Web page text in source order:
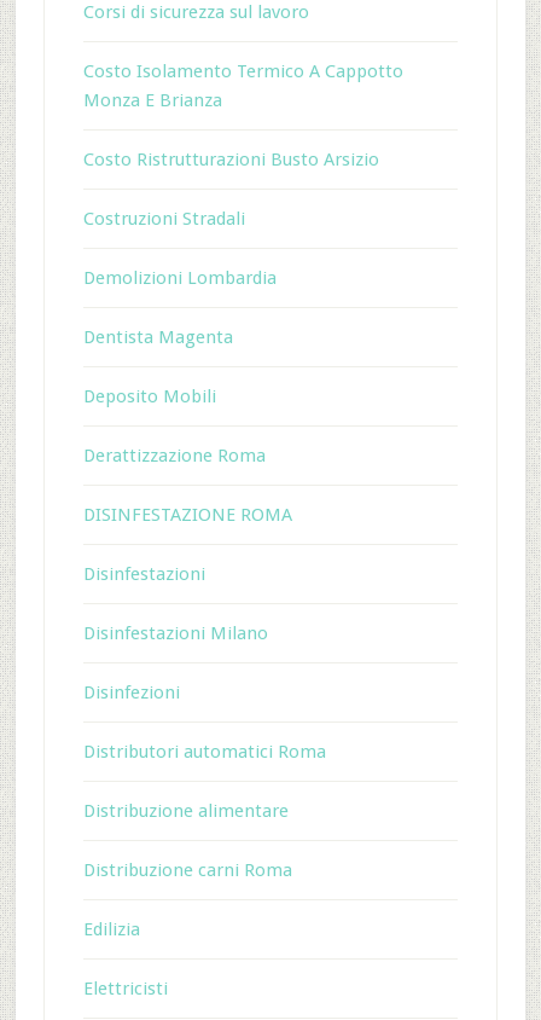
Corsi di sicurezza sul lavoro
Costo Isolamento Termico A Cappotto
Monza E Brianza
Costo Ristrutturazioni Busto Arsizio
Costruzioni Stradali
Demolizioni Lombardia
Dentista Magenta
Deposito Mobili
Derattizzazione Roma
DISINFESTAZIONE ROMA
Disinfestazioni
Disinfestazioni Milano
Disinfezioni
Distributori automatici Roma
Distribuzione alimentare
Distribuzione carni Roma
Edilizia
Elettricisti